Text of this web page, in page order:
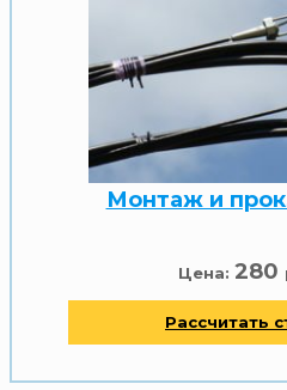
Монтаж и
Цена: 280
Рассчитать